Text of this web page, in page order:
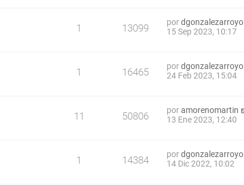
1 13099 pordgonzalezarroyo
15 Sep 2023, 10:17
1 16465 pordgonzalezarroyo
24 Feb 2023, 15:04
11 50806 poramorenomartin
13 Ene 2023, 12:40
1 14384 pordgonzalezarroyo
14 Dic 2022, 10:02